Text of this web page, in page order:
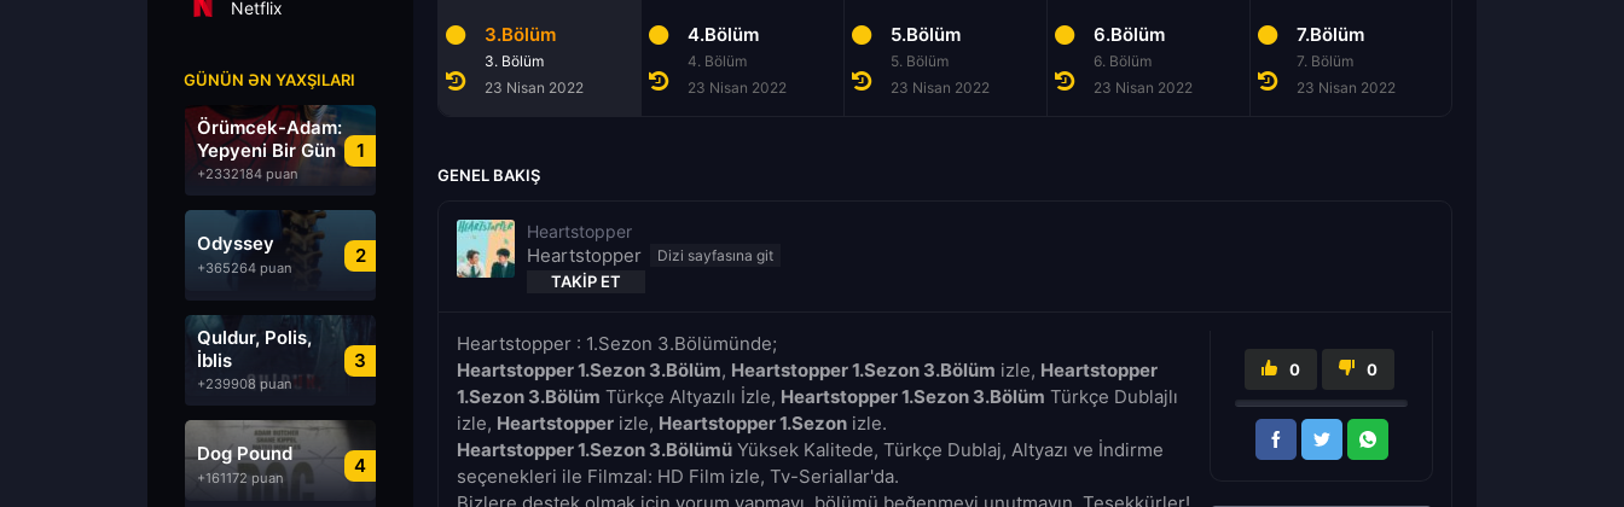
Netflix
GÜNÜN ƏN YAXŞILARI
1
Örümcek-Adam:
Yepyeni Bir Gün
+2332184 puan
2
Odyssey
+365264 puan
3
Quldur, Polis,
İblis
+239908 puan
4
Dog Pound
+161172 puan
23 Nisan 2022
3.Bölüm
3. Bölüm
23 Nisan 2022
4.Bölüm
4. Bölüm
23 Nisan 2022
5.Bölüm
5. Bölüm
23 Nisan 2022
6.Bölüm
6. Bölüm
23 Nisan 2022
7.Bölüm
7. Bölüm
23 Nisan 2022
GENEL BAKIŞ
Heartstopper
Heartstopper
TAKIP ET
Heartstopper : 1.Sezon 3.Bölümünde;
Heartstopper 1.Sezon 3.Bölüm, Heartstopper 1.Sezon 3.Bölüm izle, Heartstopper
1.Sezon 3.Bölüm Türkçe Altyazılı İzle, Heartstopper 1.Sezon 3.Bölüm Türkçe Dublajlı
izle, Heartstopper izle, Heartstopper 1.Sezon izle.
Heartstopper 1.Sezon 3.Bölümü Yüksek Kalitede, Türkçe Dublaj, Altyazı ve İndirme
seçenekleri ile Filmzal: HD Film izle, Tv-Seriallar'da.
Bizlere destek olmak için yorum yapmayı, bölümü beğenmeyi unutmayın. Teşekkürler!
0 0